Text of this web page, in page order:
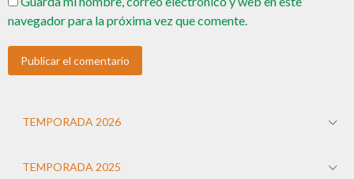
navegador para la próxima vez que comente.
TEMPORADA 2026
TEMPORADA 2025